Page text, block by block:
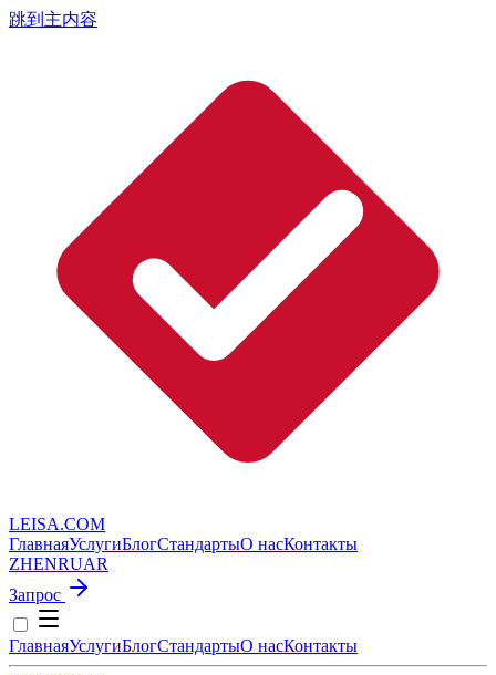
跳到主内容
LEISA.COM
ГлавнаяУслугиБлогСтандартыО насКонтакты
ZHENRUAR
Запрос
ГлавнаяУслугиБлогСтандартыО насКонтакты